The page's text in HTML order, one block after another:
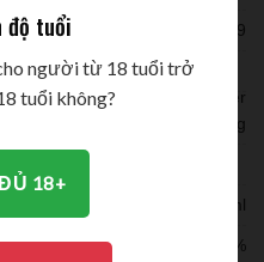
2019
Noir, 5% nho Pinot Meunier
6 chai/ thùng
750ml
12%
độ tuổi
người từ 18 tuổi trở
tuổi không?
18+